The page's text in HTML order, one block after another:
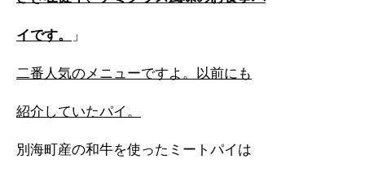
イです。 」
二番人気のメニューですよ。以前にも
紹介していたパイ。
別海町産の和牛を使ったミートパイは